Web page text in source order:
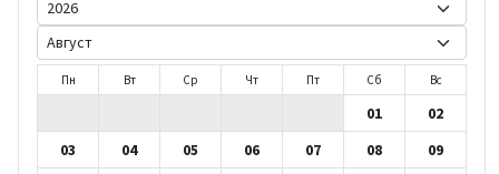
Пн Вт Ср Чт Пт Сб Вс
01
02
03
04 05 06 07 08
09